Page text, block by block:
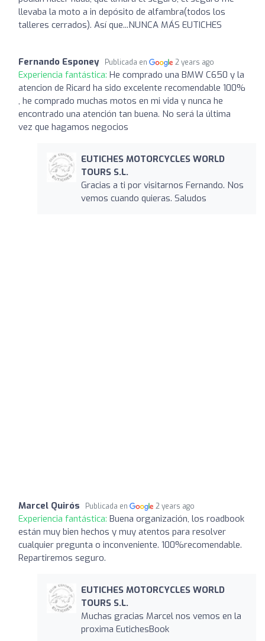
llevaba la moto a in depósito de alfambra(todos los
talleres cerrados). Así que...NUNCA MÁS EUTICHES
Fernando Esponey Publicada en 2 years ago
Experiencia fantástica: He comprado una BMW C650 y la
atencion de Ricard ha sido excelente recomendable 100%
, he comprado muchas motos en mi vida y nunca he
encontrado una atención tan buena. No será la última
vez que hagamos negocios
EUTICHES MOTORCYCLES WORLD
TOURS S.L.
Gracias a ti por visitarnos Fernando. Nos
vemos cuando quieras. Saludos
Marcel Quirós Publicada en 2 years ago
Experiencia fantástica: Buena organización, los roadbook
están muy bien hechos y muy atentos para resolver
cualquier pregunta o inconveniente. 100%recomendable.
Repartiremos seguro.
EUTICHES MOTORCYCLES WORLD
TOURS S.L.
Muchas gracias Marcel nos vemos en la
proxima EutichesBook